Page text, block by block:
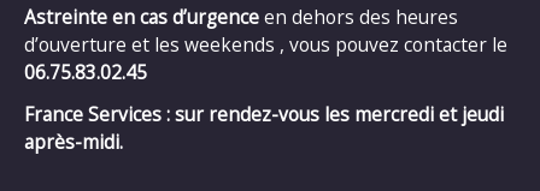
Astreinte en cas d’urgenceen dehors des heures
d’ouverture et les weekends , vous pouvez contacter le
06.75.83.02.45
France Services : sur rendez-vous les mercredi et jeudi
après-midi.